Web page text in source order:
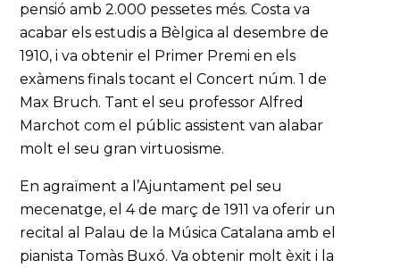
pensió amb 2.000 pessetes més. Costa va
acabar els estudis a Bèlgica al desembre de
1910, i va obtenir el Primer Premi en els
exàmens finals tocant el Concert núm. 1 de
Max Bruch. Tant el seu professor Alfred
Marchot com el públic assistent van alabar
molt el seu gran virtuosisme.
En agraïment a l’Ajuntament pel seu
mecenatge, el 4 de març de 1911 va oferir un
recital al Palau de la Música Catalana amb el
pianista Tomàs Buxó. Va obtenir molt èxit i la